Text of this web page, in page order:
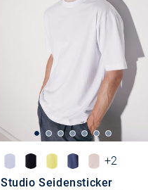
+2
Studio Seidensticker